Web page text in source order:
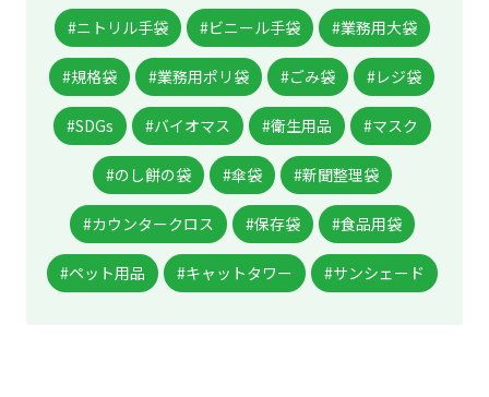
#ニトリル手袋 #ビニール手袋 #業務用大袋
#規格袋 #業務用ポリ袋 #ごみ袋 #レジ袋
#SDGs #バイオマス #衛生用品 #マスク
#のし餅の袋 #傘袋 #新聞整理袋
#カウンタークロス #保存袋 #食品用袋
#ペット用品 #キャットタワー #サンシェード